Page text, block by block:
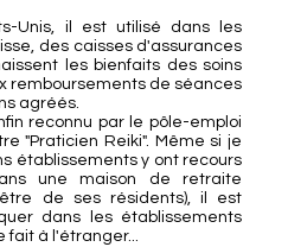
Unis, il est utilisé dans les
des caisses d'assurances
les bienfaits des soins
remboursements de séances
agréés.
reconnu par le pôle-emploi
"Praticien Reiki". Même si je
établissements y ont recours
une maison de retraite
de ses résidents), il est
dans les établissements
fait à l'étranger...